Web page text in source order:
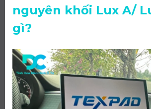
nguyên khối Lux A/
gì?